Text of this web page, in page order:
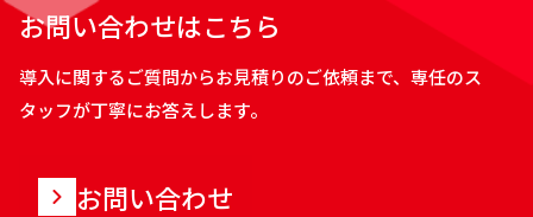
お問い合わせはこちら
導入に関するご質問からお見積りのご依頼まで、専任のス
タッフが丁寧にお答えします。
お問い合わせ